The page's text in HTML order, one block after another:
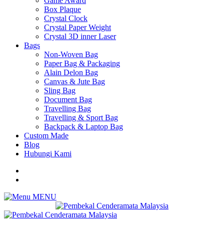
Box Plaque
Crystal Clock
Crystal Paper Weight
Crystal 3D inner Laser
Bags
Non-Woven Bag
Paper Bag & Packaging
Alain Delon Bag
Canvas & Jute Bag
Sling Bag
Document Bag
Travelling Bag
Travelling & Sport Bag
Backpack & Laptop Bag
Custom Made
Blog
Hubungi Kami
MENU